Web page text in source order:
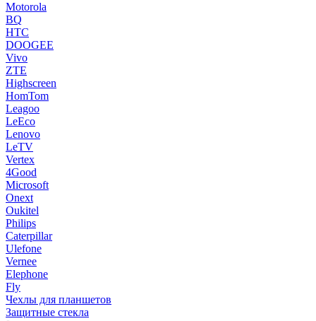
Motorola
BQ
HTC
DOOGEE
Vivo
ZTE
Highscreen
HomTom
Leagoo
LeEco
Lenovo
LeTV
Vertex
4Good
Microsoft
Onext
Oukitel
Philips
Caterpillar
Ulefone
Vernee
Elephone
Fly
Чехлы для планшетов
Защитные стекла